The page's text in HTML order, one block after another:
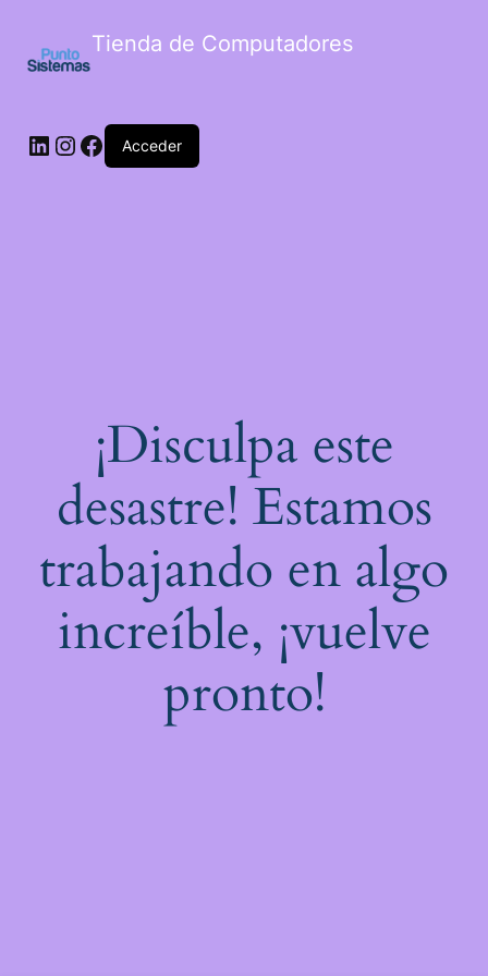
Tienda de Computadores
Acceder
¡Disculpa este
desastre! Estamos
trabajando en algo
increíble, ¡vuelve
pronto!